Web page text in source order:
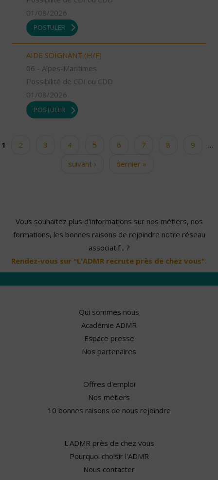
01/08/2026
POSTULER
AIDE SOIGNANT (H/F)
06 - Alpes-Maritimes
Possibilité de CDI ou CDD
01/08/2026
POSTULER
Pages
1 2 3 4 5 6 7 8 9
…
suivant ›
dernier »
Vous souhaitez plus d'informations sur nos métiers, nos
formations, les bonnes raisons de rejoindre notre réseau
associatif... ?
Rendez-vous sur "L'ADMR recrute près de chez vous".
Qui sommes nous
Académie ADMR
Espace presse
Nos partenaires
Offres d'emploi
Nos métiers
10 bonnes raisons de nous rejoindre
L'ADMR près de chez vous
Pourquoi choisir l'ADMR
Nous contacter